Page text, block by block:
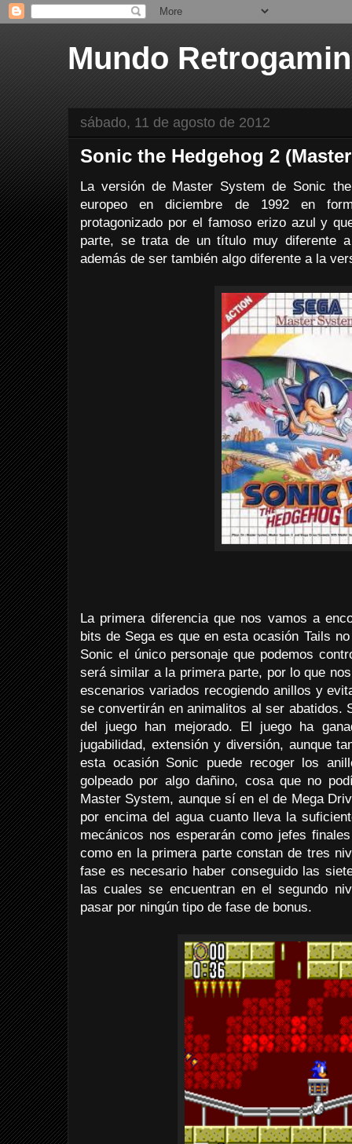
Mundo
sábado, 11 de agosto de 2012
Sonic the Hedgehog 2
La versión de Master System de Sonic
europeo en diciembre de 1992 en
protagonizado por el famoso erizo azul y
parte, se trata de un título muy diferente
además de ser también algo diferente a la
La primera diferencia que nos vamos a
bits de Sega es que en esta ocasión Tails
Sonic el único personaje que podemos
será similar a la primera parte, por lo que
escenarios variados recogiendo anillos y
se convertirán en animalitos al ser abatidos.
del juego han mejorado. El juego ha
jugabilidad, extensión y diversión, aunque
esta ocasión Sonic puede recoger los
golpeado por algo dañino, cosa que no
Master System, aunque sí en el de Mega
por encima del agua cuanto lleva la
mecánicos nos esperarán como jefes
como en la primera parte constan de tres
fase es necesario haber conseguido las
las cuales se encuentran en el segundo
pasar por ningún tipo de fase de bonus.